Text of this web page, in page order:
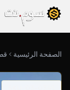
الصفحة الرئيسية